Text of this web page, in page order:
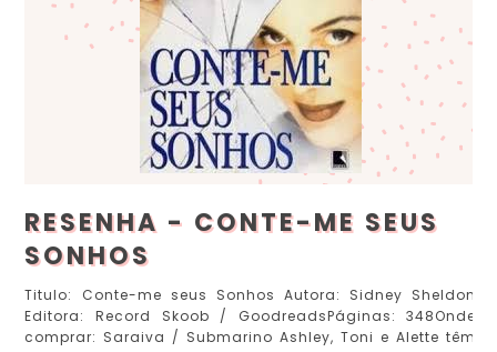
RESENHA - CONTE-ME SEUS
SONHOS
Titulo: Conte-me seus Sonhos Autora: Sidney Sheldon
Editora: Record Skoob / GoodreadsPáginas: 348Onde
comprar: Saraiva / Submarino Ashley, Toni e Alette têm